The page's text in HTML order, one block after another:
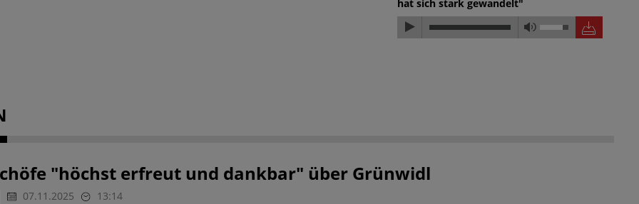
hat sich stark gewandelt"
"höchst erfreut und dankbar" über Grünwidl
07.11.2025 13:14